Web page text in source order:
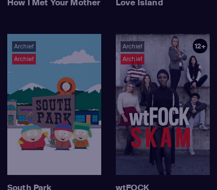
How I Met Your Mother Love Island
Archief
Archief
South Park
Archief
Archief
12+
wtFOCK